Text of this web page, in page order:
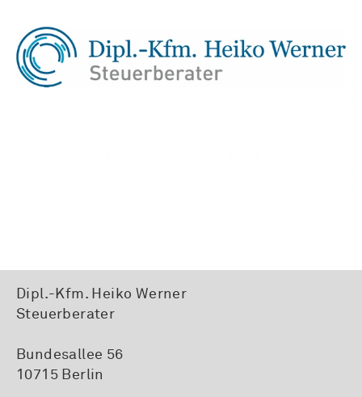
Dipl.-Kfm. Heiko Werner
Steuerberater
Bundesallee 56
10715 Berlin